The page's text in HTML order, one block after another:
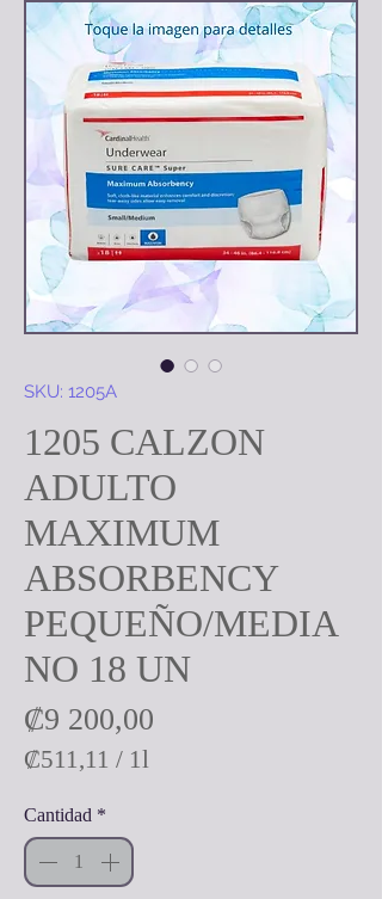
SKU: 1205A
1205 CALZON
ADULTO
MAXIMUM
ABSORBENCY
PEQUEÑO/MEDIA
NO 18 UN
₡9 200,00
₡511,11 / 1l
por
1
Litro
Cantidad *